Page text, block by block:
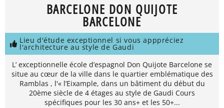
BARCELONE DON QUIJOTE
BARCELONE
Lieu d'étude exceptionnel si vous apppréciez
l'architecture au style de Gaudi
L’ exceptionnelle école d’espagnol Don Quijote Barcelone se
situe au cœur de la ville dans le quartier emblématique des
Ramblas , l'« l’Eixample, dans un bâtiment du début du
20ème siècle de 4 étages au style de Gaudi Cours
spécifiques pour les 30 ans+ et les 50+...